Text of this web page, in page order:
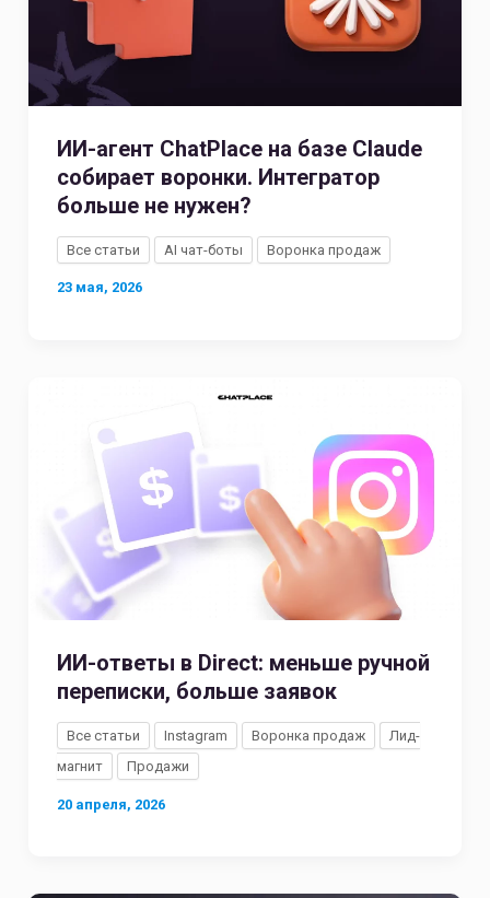
ИИ-агент ChatPlace на базе Claude
собирает воронки. Интегратор
больше не нужен?
Все статьи AI чат-боты Воронка продаж
23 мая, 2026
ИИ-ответы в Direct: меньше ручной
переписки, больше заявок
Все статьи Instagram Воронка продаж
Лид-
магнит
Продажи
20 апреля, 2026